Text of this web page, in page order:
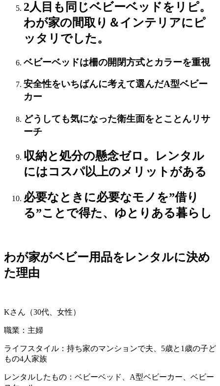
2人目も同じベビーベッドをリピ。
わが家の間取り＆インテリアにピ
ッタリでした。
ベビーベッドは柵の開閉方式とカラーを重視
安全性をいちばんに考えて選んだA型ベビー
カー
どうしても気になった衛生面をとことんリサ
ーチ
収納と処分の懸念ゼロ。レンタル
にはコスパ以上のメリットがある
必要なときに必要なモノを”借り
る”ことで得た、ゆとりある暮らし
わが家がベビー用品をレンタルに決め
た理由
Kさん（30代、女性）
職業：主婦
ライフスタイル：持ち家のマンションで夫、5歳と1歳の子ど
もの4人家族
レンタルしたもの：ベビーベッド、A型ベビーカー、ベビー